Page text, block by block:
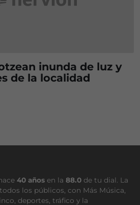
inunda de luz y
de la localidad
40 años en la 88.0 de tu dial. La
los públicos, con Más Música,
deportes, tráfico y la